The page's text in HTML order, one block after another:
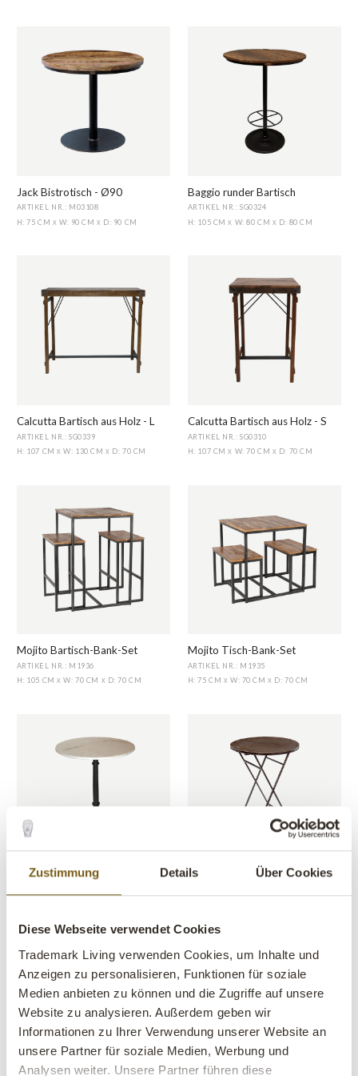
Zustimmung Details Über Cookies
Diese Webseite verwendet Cookies
Trademark Living verwenden Cookies, um Inhalte und
Anzeigen zu personalisieren, Funktionen für soziale
Medien anbieten zu können und die Zugriffe auf unsere
Website zu analysieren. Außerdem geben wir
Informationen zu Ihrer Verwendung unserer Website an
unsere Partner für soziale Medien, Werbung und
Analysen weiter. Unsere Partner führen diese
Jack Bistrotisch - Ø90
ARTIKEL NR.: M03108
H: 75 CM X W: 90 CM X D: 90 CM
Baggio runder Bartisch
ARTIKEL NR.: SG0324
H: 105 CMX W: 80 CM X D: 80 CM
Calcutta Bartisch aus Holz - L
ARTIKEL NR.: SG0339
H: 107 CMX W: 130 CMX D: 70 CM
Calcutta Bartisch aus Holz - S
ARTIKEL NR.: SG0310
H: 107 CMX W: 70 CM X D: 70 CM
Mojito Bartisch-Bank-Set
ARTIKEL NR.: M1936
H: 105 CMX W: 70 CM X D: 70 CM
Mojito Tisch-Bank-Set
ARTIKEL NR.: M1935
H: 75 CM X W: 70 CMX D: 70 CM
Rita Bistrotisch mit
Marmorplatte
H: 75 CM
X W: 60 CMX
Bella Eisenbistrotisch -
klarlackiert
H: 74 CM